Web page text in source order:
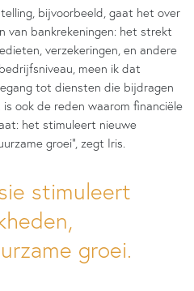
bijvoorbeeld, gaat het over
van bankrekeningen: het strekt
verzekeringen, en andere
meen ik dat
tot diensten die bijdragen
ook de reden waarom financiële
het stimuleert nieuwe
groei”, zegt Iris.
stimuleert
groei.